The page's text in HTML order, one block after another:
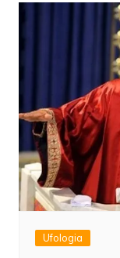
Ufologia